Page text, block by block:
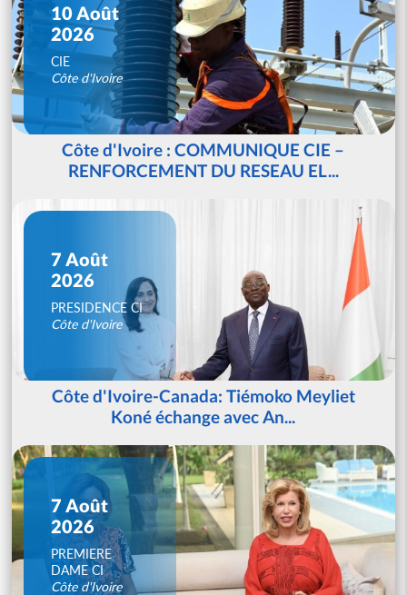
10 Août
2026
CIE
Côte d'Ivoire
Côte d'Ivoire : COMMUNIQUE CIE –
RENFORCEMENT DU RESEAU EL...
7 Août
2026
PRESIDENCE CI
Côte d'Ivoire
Côte d'Ivoire-Canada: Tiémoko Meyliet
Koné échange avec An...
7 Août
2026
PREMIERE
DAME CI
Côte d'Ivoire